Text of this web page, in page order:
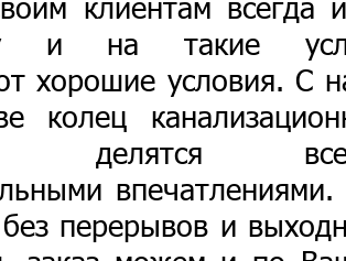
и на такие
хорошие условия. С
колец
делятся
перерывов и